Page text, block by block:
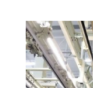
Empresa
Requiere:
ACERO